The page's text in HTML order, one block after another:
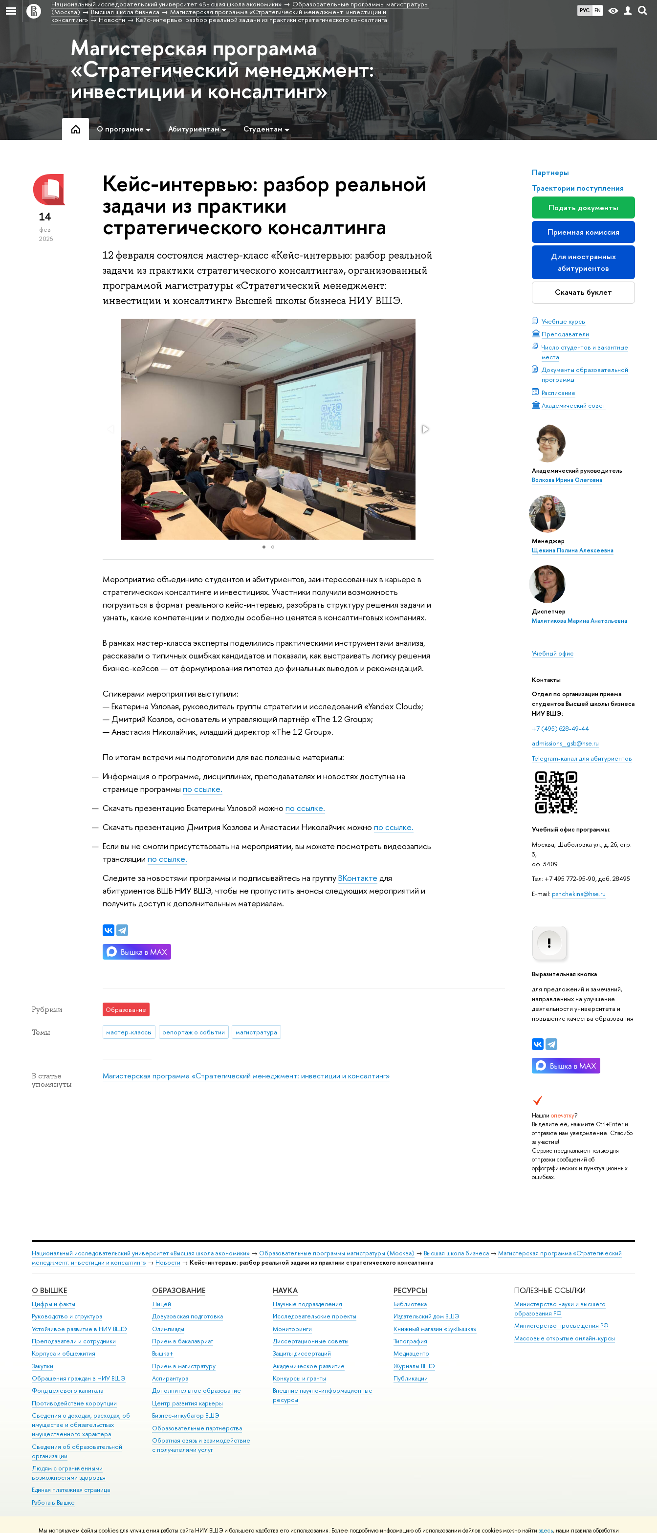
Мы используем файлы cookies для улучшения работы сайта НИУ ВШЭ и большего удобства его использования. Более подробную информацию об использовании файлов cookies можно найти здесь, наши правила обработки
РУС EN
Национальный исследовательский университет «Высшая школа экономики»
Образовательные программы магистратуры
(Москва)
Высшая школа бизнеса
Магистерская программа «Стратегический менеджмент: инвестиции и
консалтинг»
Новости Кейс-интервью: разбор реальной задачи из практики стратегического консалтинга
Магистерская программа
«Стратегический менеджмент:
инвестиции и консалтинг»
О программе Абитуриентам Студентам
Партнеры
Траектории поступления
Подать документы
Приемная комиссия
Для иностранных
абитуриентов
Скачать буклет
Учебные курсы
Преподаватели
Число студентов и вакантные
места
Документы образовательной
программы
Расписание
Академический совет
Академический руководитель
Волкова Ирина Олеговна
Менеджер
Щекина Полина Алексеевна
Диспетчер
Малитикова Марина Анатольевна
Учебный офис
Контакты
Отдел по организации приема
студентов Высшей школы бизнеса
НИУ ВШЭ:
+7 (495) 628-49-44
admissions_gsb@hse.ru
Telegram-канал для абитуриентов
Учебный офис программы:
Москва, Шаболовка ул., д. 26, стр.
3,
оф. 3409
Тел: +7 495 772-95-90, доб. 28495
E-mail: pshchekina@hse.ru
Выразительная кнопка
для предложений и замечаний,
направленных на улучшение
деятельности университета и
повышение качества образования
Нашли опечатку?
Выделите её, нажмите Ctrl+Enter и
отправьте нам уведомление. Спасибо
за участие!
Сервис предназначен только для
отправки сообщений об
орфографических и пунктуационных
ошибках.
14
фев
2026
Кейс-интервью: разбор реальной
задачи из практики
стратегического консалтинга
12 февраля состоялся мастер-класс «Кейс-интервью: разбор реальной
задачи из практики стратегического консалтинга», организованный
программой магистратуры «Стратегический менеджмент:
инвестиции и консалтинг» Высшей школы бизнеса НИУ ВШЭ.
Мероприятие объединило студентов и абитуриентов, заинтересованных в карьере в
стратегическом консалтинге и инвестициях. Участники получили возможность
погрузиться в формат реального кейс-интервью, разобрать структуру решения задачи и
узнать, какие компетенции и подходы особенно ценятся в консалтинговых компаниях.
В рамках мастер-класса эксперты поделились практическими инструментами анализа,
рассказали о типичных ошибках кандидатов и показали, как выстраивать логику решения
бизнес-кейсов — от формулирования гипотез до финальных выводов и рекомендаций.
Спикерами мероприятия выступили:
— Екатерина Узловая, руководитель группы стратегии и исследований «Yandex Cloud»;
— Дмитрий Козлов, основатель и управляющий партнёр «The 12 Group»;
— Анастасия Николайчик, младший директор «The 12 Group».
По итогам встречи мы подготовили для вас полезные материалы:
Информация о программе, дисциплинах, преподавателях и новостях доступна на
странице программы по ссылке.
Скачать презентацию Екатерины Узловой можно по ссылке.
Скачать презентацию Дмитрия Козлова и Анастасии Николайчик можно по ссылке.
Если вы не смогли присутствовать на мероприятии, вы можете посмотреть видеозапись
трансляции по ссылке.
Следите за новостями программы и подписывайтесь на группуВКонтакте для
абитуриентов ВШБ НИУ ВШЭ, чтобы не пропустить анонсы следующих мероприятий и
получить доступ к дополнительным материалам.
Рубрики Образование
Темы мастер-классы репортаж о событии магистратура
В статье
упомянуты
Магистерская программа «Стратегический менеджмент: инвестиции и консалтинг»
Национальный исследовательский университет «Высшая школа экономики» → Образовательные программы магистратуры (Москва) → Высшая школа бизнеса→ Магистерская программа «Стратегический
менеджмент: инвестиции и консалтинг» → Новости → Кейс-интервью: разбор реальной задачи из практики стратегического консалтинга
О ВЫШКЕ
Цифры и факты
Руководство и структура
Устойчивое развитие в НИУ ВШЭ
Преподаватели и сотрудники
Корпуса и общежития
Закупки
Обращения граждан в НИУ ВШЭ
Фонд целевого капитала
Противодействие коррупции
Сведения о доходах, расходах, об
имуществе и обязательствах
имущественного характера
Сведения об образовательной
организации
Людям с ограниченными
возможностями здоровья
Единая платежная страница
Работа в Вышке
ОБРАЗОВАНИЕ
Лицей
Довузовская подготовка
Олимпиады
Прием в бакалавриат
Вышка+
Прием в магистратуру
Аспирантура
Дополнительное образование
Центр развития карьеры
Бизнес-инкубатор ВШЭ
Образовательные партнерства
Обратная связь и взаимодействие
с получателями услуг
НАУКА
Научные подразделения
Исследовательские проекты
Мониторинги
Диссертационные советы
Защиты диссертаций
Академическое развитие
Конкурсы и гранты
Внешние научно-информационные
ресурсы
РЕСУРСЫ
Библиотека
Издательский дом ВШЭ
Книжный магазин «БукВышка»
Типография
Медиацентр
Журналы ВШЭ
Публикации
ПОЛЕЗНЫЕ ССЫЛКИ
Министерство науки и высшего
образования РФ
Министерство просвещения РФ
Массовые открытые онлайн-курсы
© НИУ ВШЭ 1993–2026 Адреса и контакты Условия использования материалов Политика конфиденциальности Карта сайта